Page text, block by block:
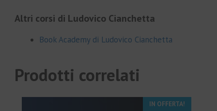
Altri corsi di Ludovico Cianchetta
Book Academy di Ludovico Cianchetta
Prodotti correlati
IN OFFERTA!